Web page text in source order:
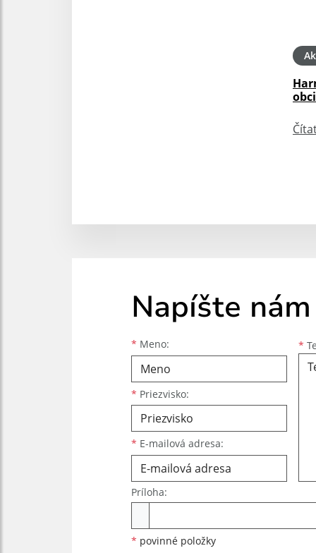
Napíšte nám
* Meno:
Meno
* Priezvisko:
Priezvisko
* E-mailová adresa:
E-mailová adresa *
Príloha:
* povinné položky